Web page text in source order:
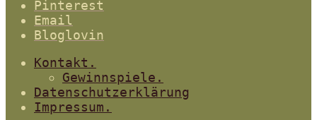
Pinterest
Email
Bloglovin
Kontakt.
Gewinnspiele.
Datenschutzerklärung
Impressum.